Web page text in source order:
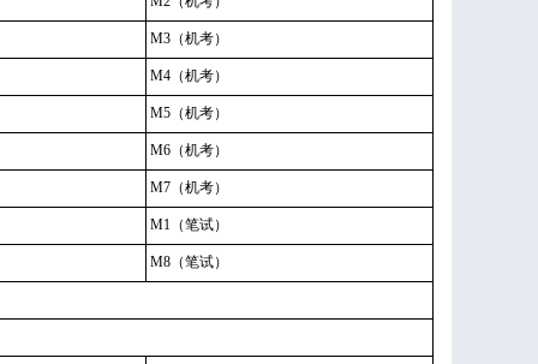
M3（机考）
M4（机考）
M5（机考）
M6（机考）
M7（机考）
M1（笔试）
M8（笔试）